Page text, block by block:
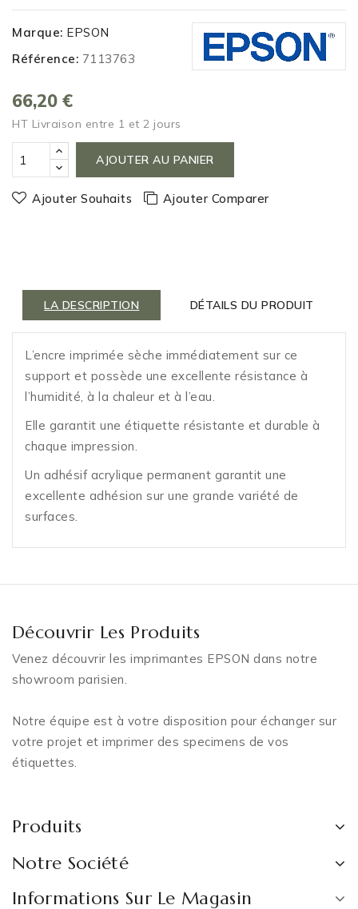
Marque: EPSON
Référence: 7113763
66,20 €
HT Livraison entre 1 et 2 jours
AJOUTER AU PANIER
Ajouter Souhaits Ajouter Comparer
LA DESCRIPTION DÉTAILS DU PRODUIT
L’encre imprimée sèche immédiatement sur ce
support et possède une excellente résistance à
l’humidité, à la chaleur et à l’eau.
Elle garantit une étiquette résistante et durable à
chaque impression.
Un adhésif acrylique permanent garantit une
excellente adhésion sur une grande variété de
surfaces.
Découvrir Les Produits
Venez découvrir les imprimantes EPSON dans notre
showroom parisien.
Notre équipe est à votre disposition pour échanger sur
votre projet et imprimer des specimens de vos
étiquettes.
Produits
Notre Société
Informations Sur Le Magasin